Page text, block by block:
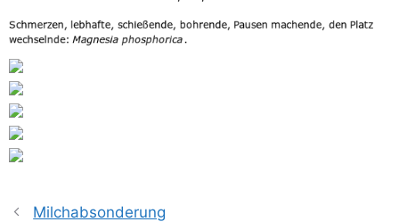
Milchabsonderung